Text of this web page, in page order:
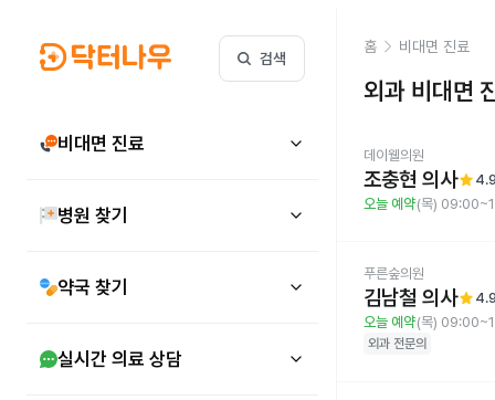
검색
비대면 진료
병원 찾기
약국 찾기
실시간 의료 상담
홈 비대면 진료
외과 비대면
데이웰의원
조충현 의사star
오늘 예약(목)
푸른숲의원
김남철 의사star
오늘 예약(목)
외과 전문의